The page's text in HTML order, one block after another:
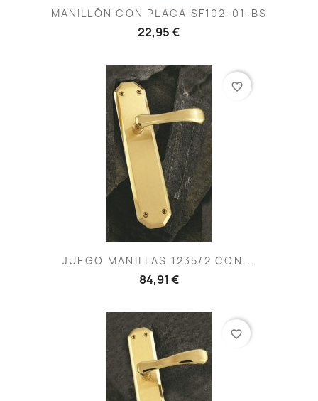
MANILLÓN CON PLACA SF102-01-BS
22,95 €
JUEGO MANILLAS 1235/2 CON...
84,91 €
favorite_border
favorite_border